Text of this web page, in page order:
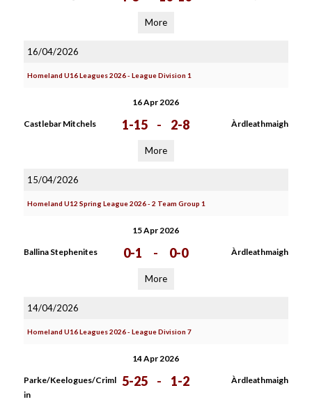
More
16/04/2026
Homeland U16 Leagues 2026 - League Division 1
16 Apr 2026
Castlebar Mitchels 1-15 - 2-8 Àrdleathmaigh
More
15/04/2026
Homeland U12 Spring League 2026 - 2 Team Group 1
15 Apr 2026
Ballina Stephenites 0-1 - 0-0 Àrdleathmaigh
More
14/04/2026
Homeland U16 Leagues 2026 - League Division 7
14 Apr 2026
Parke/Keelogues/Criml
in
5-25 - 1-2 Àrdleathmaigh